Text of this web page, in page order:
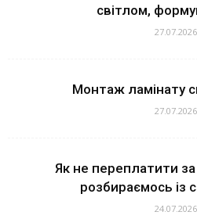
світлом,
27.07.2026
Монтаж ламінату
27.07.2026
Як не переплатити
розбираємось із
24.07.2026